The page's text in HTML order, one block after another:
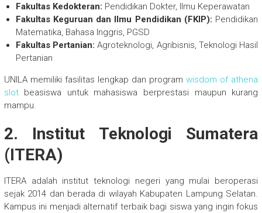
Fakultas Kedokteran: Pendidikan Dokter, Ilmu Keperawatan
Fakultas Keguruan dan Ilmu Pendidikan (FKIP): Pendidikan
Matematika, Bahasa Inggris, PGSD
Fakultas Pertanian: Agroteknologi, Agribisnis, Teknologi Hasil
Pertanian
UNILA memiliki fasilitas lengkap dan programwisdom of athena
slotbeasiswa untuk mahasiswa berprestasi maupun kurang
mampu.
2. Institut Teknologi Sumatera
(ITERA)
ITERA adalah institut teknologi negeri yang mulai beroperasi
sejak 2014 dan berada di wilayah Kabupaten Lampung Selatan.
Kampus ini menjadi alternatif terbaik bagi siswa yang ingin fokus